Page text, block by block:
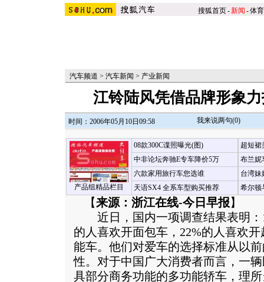
搜狐首页-新闻 -体育
汽车频道 > 汽车新闻 > 产业新闻
江铃陆风凭借品牌形象
时间：2006年05月10日09:58 我来说两句(0)
产品组精品栏目
08款300C谍照曝光(图)
中非论坛奔驰E专车降价5万
六款家用旅行车您选谁
天语SX4 全系车型购买推荐
超短裙
布兰妮
台湾妹
希尔顿
【来源：浙江在线-今日早报 】
近日，国内一项调查结果表明：
的人喜欢开面包车，22%的人喜欢
能车。他们对爱车的选择标准从以
性。对于中国广大消费者而言，一
具部分商务功能的多功能轿车，理